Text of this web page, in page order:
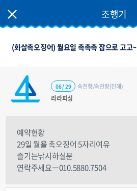
조행기
(화살촉오징어) 월요일 촉촉촉 잡으로 고고~
라라피싱
속천항/속천항(진해)
06 / 29
예약현황
29일 월욜 촉오징어 5자리여유
즐기는낚시하실분
연락주세요ㅡ010.5880.7504